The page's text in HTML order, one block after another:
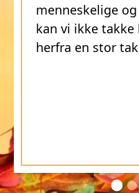
menneskelige
kan vi ikke takke
herfra en stor